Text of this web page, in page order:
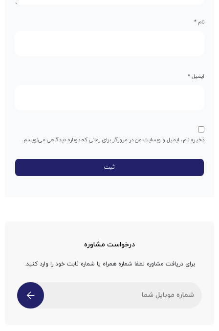
نام *
ایمیل*
ذخیره نام، ایمیل و وبسایت من در مرورگر برای زمانی که دوباره دیدگاهی می‌نویسم.
درخواست مشاوره
برای دریافت مشاوره لطفا شماره همراه یا شماره ثابت خود را وارد کنید.